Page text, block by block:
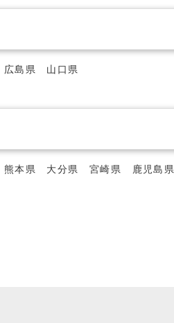
広島県 山口県
熊本県 大分県 宮崎県 鹿児島県